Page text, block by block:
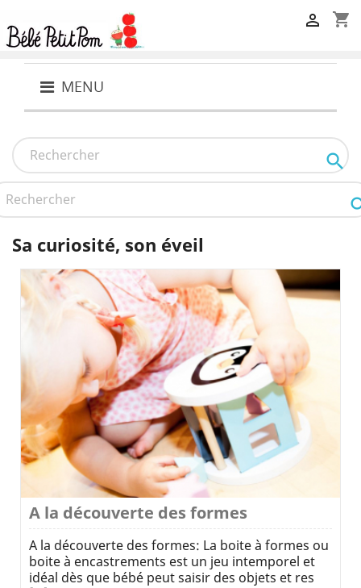
shopping_cart

MENU

Sa curiosité, son éveil
A la découverte des formes
A la découverte des formes: La boite à formes ou
boite à encastrements est un jeu intemporel et
idéal dès que bébé peut saisir des objets et res